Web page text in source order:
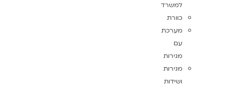
למשרד
כוורת
מערכת
עם
מגירות
מגירות
ושידות